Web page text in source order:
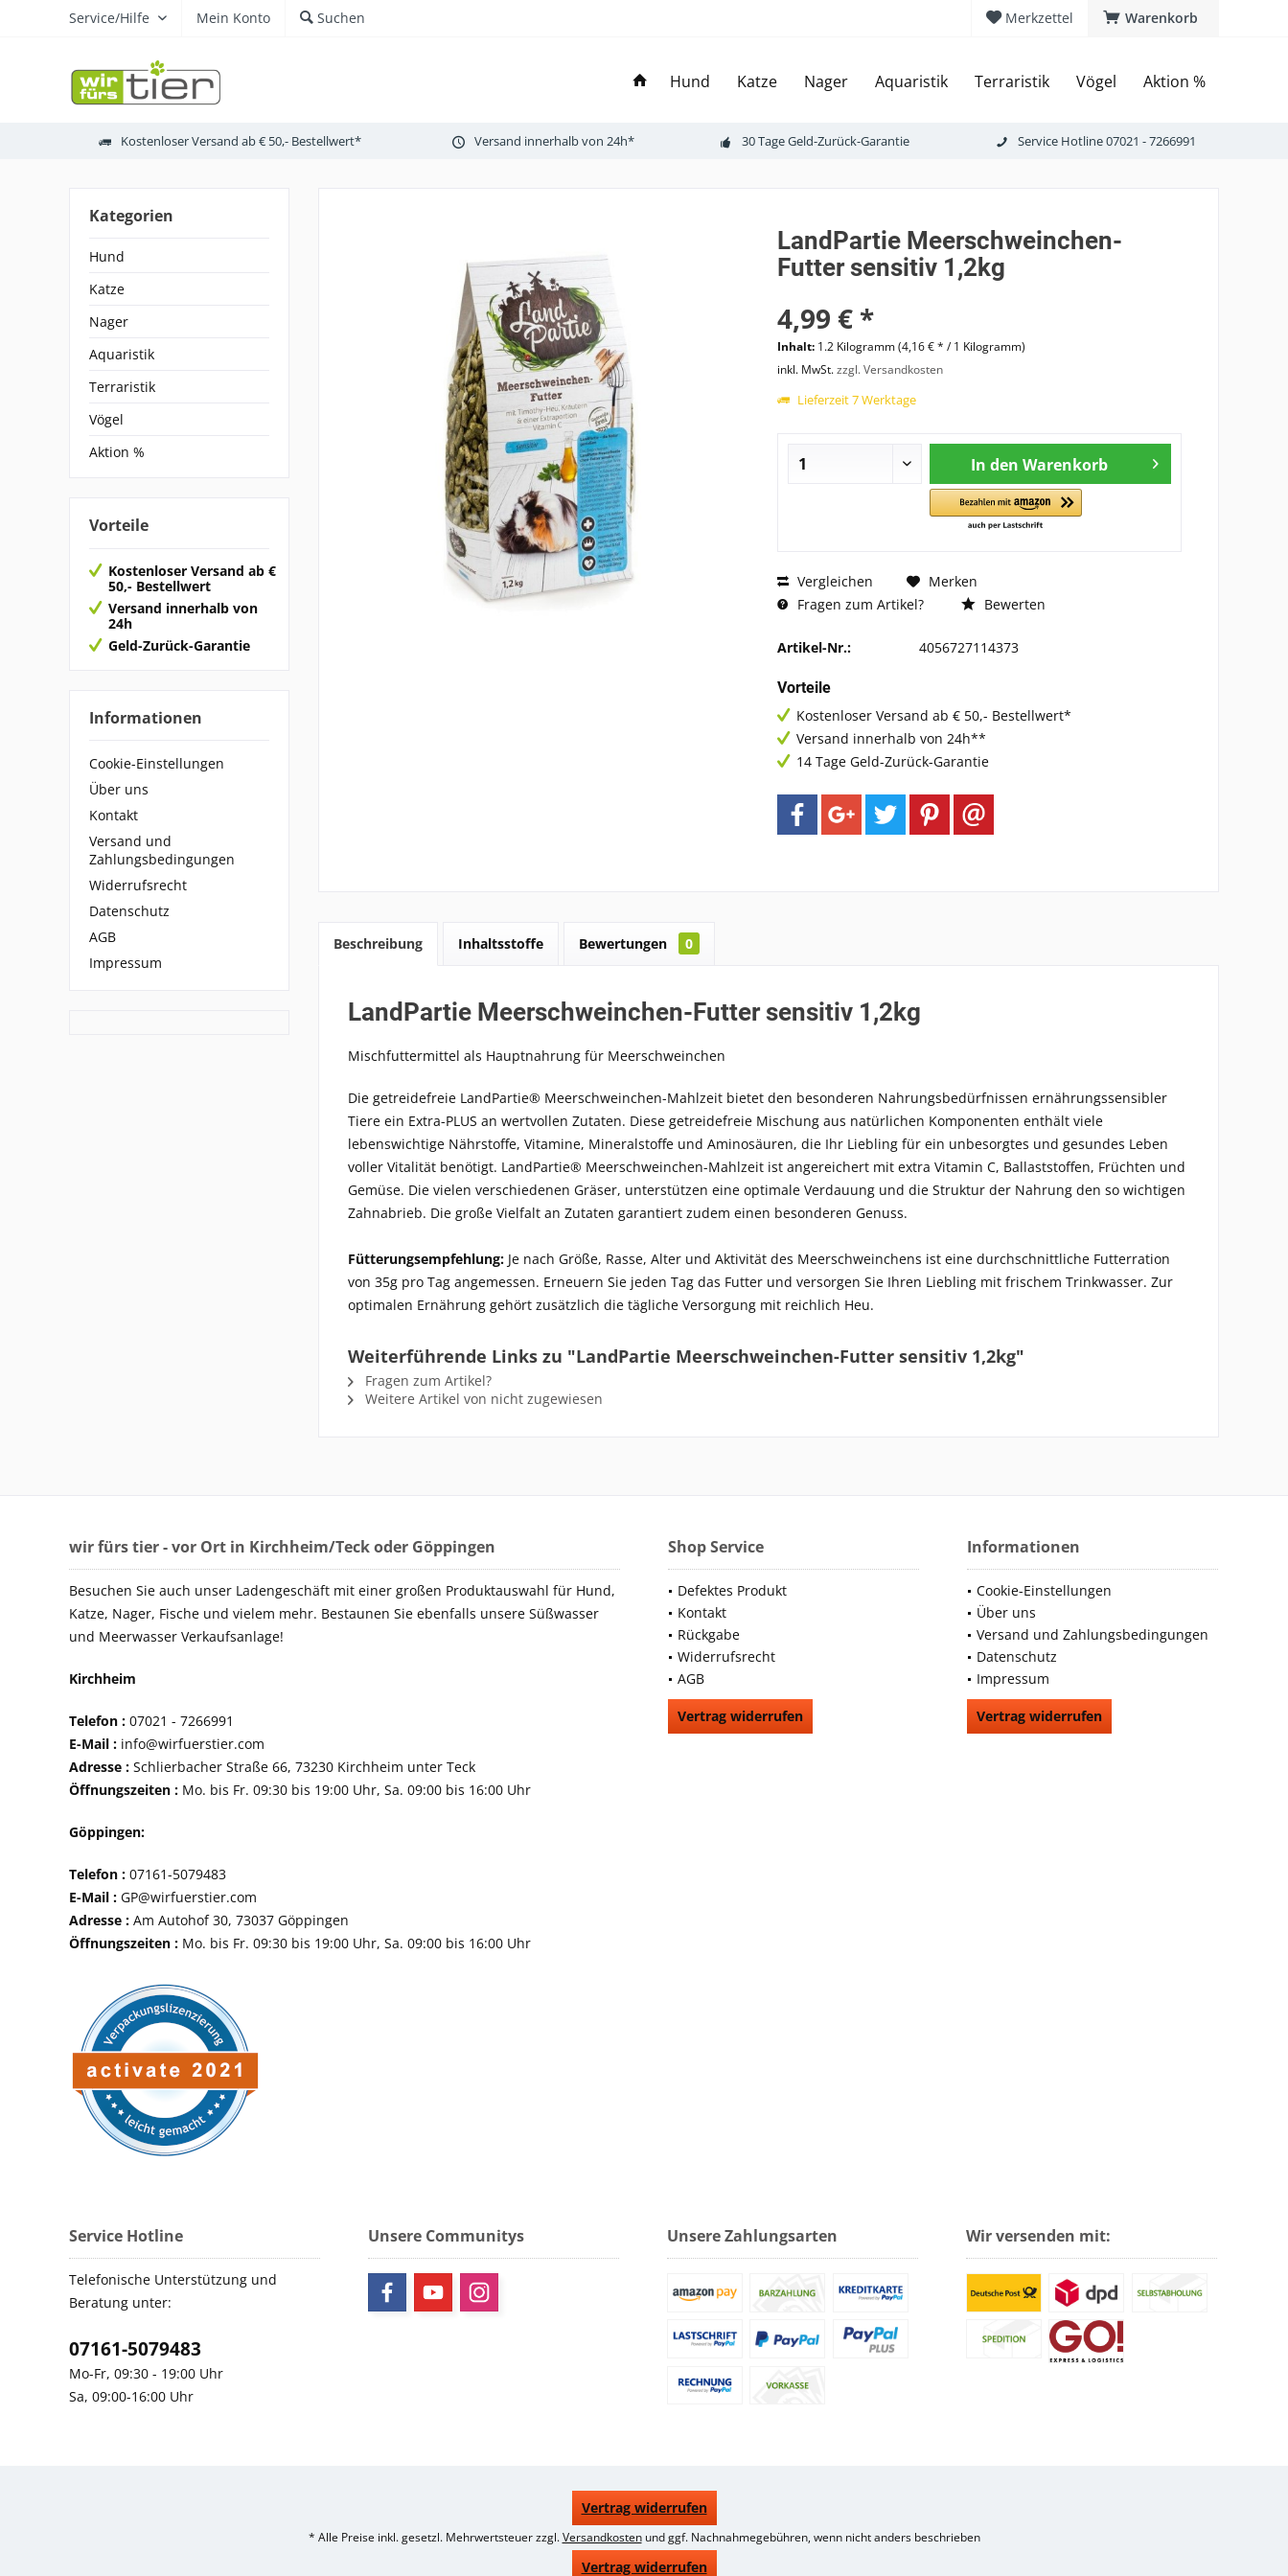
Warenkorb
Merkzettel
Service/Hilfe Mein Konto Suchen
Hund Katze Nager Aquaristik Terraristik Vögel Aktion %
Kostenloser Versand ab € 50,- Bestellwert* Versand innerhalb von 24h* 30 Tage Geld-Zurück-Garantie Service Hotline 07021 - 7266991
Kategorien
Hund
Katze
Nager
Aquaristik
Terraristik
Vögel
Aktion %
Vorteile
Kostenloser Versand ab €
50,- Bestellwert
Versand innerhalb von
24h
Geld-Zurück-Garantie
Informationen
Cookie-Einstellungen
Über uns
Kontakt
Versand und
Zahlungsbedingungen
Widerrufsrecht
Datenschutz
AGB
Impressum
LandPartie Meerschweinchen-
Futter sensitiv 1,2kg
4,99 € *
Inhalt: 1.2 Kilogramm (4,16 € * / 1 Kilogramm)
inkl. MwSt.zzgl. Versandkosten
Lieferzeit 7 Werktage
In den Warenkorb
Vergleichen
Merken
Fragen zum Artikel?
Bewerten
Artikel-Nr.: 4056727114373
Vorteile
Kostenloser Versand ab € 50,- Bestellwert*
Versand innerhalb von 24h**
14 Tage Geld-Zurück-Garantie
Beschreibung Inhaltsstoffe Bewertungen 0
LandPartie Meerschweinchen-Futter sensitiv 1,2kg
Mischfuttermittel als Hauptnahrung für Meerschweinchen
Die getreidefreie LandPartie® Meerschweinchen-Mahlzeit bietet den besonderen Nahrungsbedürfnissen ernährungssensibler
Tiere ein Extra-PLUS an wertvollen Zutaten. Diese getreidefreie Mischung aus natürlichen Komponenten enthält viele
lebenswichtige Nährstoffe, Vitamine, Mineralstoffe und Aminosäuren, die Ihr Liebling für ein unbesorgtes und gesundes Leben
voller Vitalität benötigt. LandPartie® Meerschweinchen-Mahlzeit ist angereichert mit extra Vitamin C, Ballaststoffen, Früchten und
Gemüse. Die vielen verschiedenen Gräser, unterstützen eine optimale Verdauung und die Struktur der Nahrung den so wichtigen
Zahnabrieb. Die große Vielfalt an Zutaten garantiert zudem einen besonderen Genuss.
Fütterungsempfehlung: Je nach Größe, Rasse, Alter und Aktivität des Meerschweinchens ist eine durchschnittliche Futterration
von 35g pro Tag angemessen. Erneuern Sie jeden Tag das Futter und versorgen Sie Ihren Liebling mit frischem Trinkwasser. Zur
optimalen Ernährung gehört zusätzlich die tägliche Versorgung mit reichlich Heu.
Weiterführende Links zu "LandPartie Meerschweinchen-Futter sensitiv 1,2kg"
Fragen zum Artikel?
Weitere Artikel von nicht zugewiesen
wir fürs tier - vor Ort in Kirchheim/Teck oder Göppingen
Besuchen Sie auch unser Ladengeschäft mit einer großen Produktauswahl für Hund,
Katze, Nager, Fische und vielem mehr. Bestaunen Sie ebenfalls unsere Süßwasser
und Meerwasser Verkaufsanlage!
Kirchheim
Telefon : 07021 - 7266991
E-Mail : info@wirfuerstier.com
Adresse : Schlierbacher Straße 66, 73230 Kirchheim unter Teck
Öffnungszeiten : Mo. bis Fr. 09:30 bis 19:00 Uhr, Sa. 09:00 bis 16:00 Uhr
Göppingen:
Telefon : 07161-5079483
E-Mail : GP@wirfuerstier.com
Adresse : Am Autohof 30, 73037 Göppingen
Öffnungszeiten : Mo. bis Fr. 09:30 bis 19:00 Uhr, Sa. 09:00 bis 16:00 Uhr
Shop Service
Defektes Produkt
Kontakt
Rückgabe
Widerrufsrecht
AGB
Vertrag widerrufen
Informationen
Cookie-Einstellungen
Über uns
Versand und Zahlungsbedingungen
Datenschutz
Impressum
Vertrag widerrufen
Service Hotline
Telefonische Unterstützung und
Beratung unter:
07161-5079483
Mo-Fr, 09:30 - 19:00 Uhr
Sa, 09:00-16:00 Uhr
Unsere Communitys Unsere Zahlungsarten Wir versenden mit:
Vertrag widerrufen
* Alle Preise inkl. gesetzl. Mehrwertsteuer zzgl.Versandkostenund ggf. Nachnahmegebühren, wenn nicht anders beschrieben
Vertrag widerrufen